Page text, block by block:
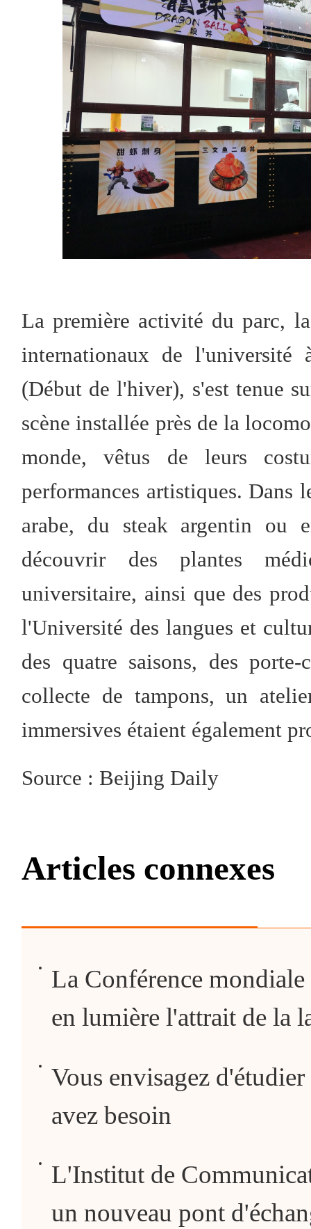
La première activité du parc,
internationaux de
(Début de l'hiver), s'est tenue
scène installée près de la
monde, vêtus de leurs
performances artistiques. Dans
arabe, du steak argentin ou
découvrir des plantes
universitaire, ainsi que des
l'Université des langues et
des quatre saisons, des
collecte de tampons, un
immersives étaient également
Source : Beijing Daily
Articles connexes
La Conférence
en lumière l'attrait de la
Vous envisagez
avez besoin
L'Institut de
un nouveau pont